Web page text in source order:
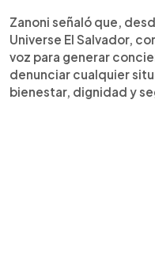
Zanoni señaló que,
Universe El Salvador,
voz para generar
denunciar cualquier
bienestar, dignidad y